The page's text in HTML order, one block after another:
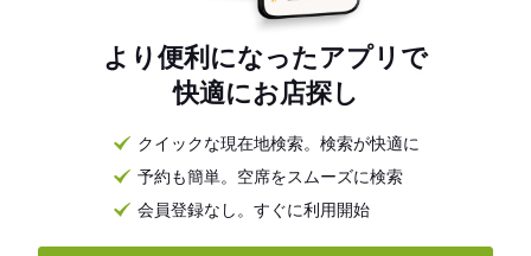
より便利になったアプリで
快適にお店探し
クイックな現在地検索。検索が快適に
予約も簡単。空席をスムーズに検索
会員登録なし。すぐに利用開始